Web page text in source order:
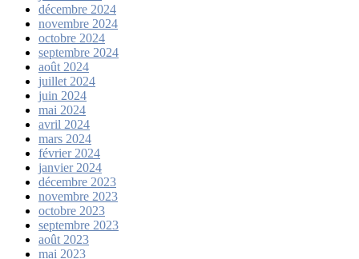
décembre 2024
novembre 2024
octobre 2024
septembre 2024
août 2024
juillet 2024
juin 2024
mai 2024
avril 2024
mars 2024
février 2024
janvier 2024
décembre 2023
novembre 2023
octobre 2023
septembre 2023
août 2023
mai 2023